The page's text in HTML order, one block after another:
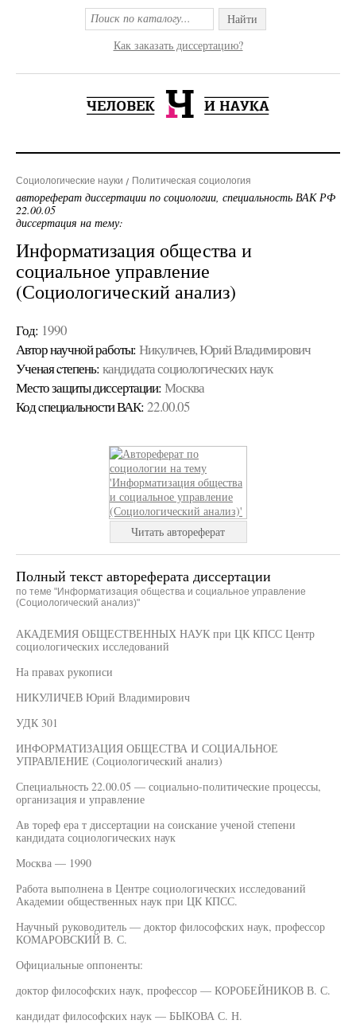
Найти
Как заказать диссертацию?
Социологические науки Политическая социология
автореферат диссертации по социологии, специальность ВАК РФ
22.00.05
диссертация на тему:
Информатизация общества и
социальное управление
(Социологический анализ)
Год: 1990
Автор научной работы: Никуличев, Юрий Владимирович
Ученая cтепень: кандидата социологических наук
Место защиты диссертации: Москва
Код cпециальности ВАК: 22.00.05
Читать автореферат
Полный текст автореферата диссертации
по теме "Информатизация общества и социальное управление
(Социологический анализ)"
АКАДЕМИЯ ОБЩЕСТВЕННЫХ НАУК при ЦК КПСС Центр
социологических исследований
На правах рукописи
НИКУЛИЧЕВ Юрий Владимирович
УДК 301
ИНФОРМАТИЗАЦИЯ ОБЩЕСТВА И СОЦИАЛЬНОЕ
УПРАВЛЕНИЕ (Социологический анализ)
Специальность 22.00.05 — социально-политические процессы,
организация и управление
Ав тореф ера т диссертации на соискание ученой степени
кандидата социологических наук
Москва — 1990
Работа выполнена в Центре социологических исследований
Академии общественных наук при ЦК КПСС.
Научный руководитель — доктор философских наук, профессор
КОМАРОВСКИЙ В. С.
Официальные оппоненты:
доктор философских наук, профессор — КОРОБЕЙНИКОВ В. С.
кандидат философских наук — БЫКОВА С. Н.